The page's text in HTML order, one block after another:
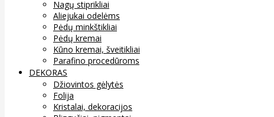
Nagų stiprikliai
Aliejukai odelėms
Pėdų minkštikliai
Pėdų kremai
Kūno kremai, šveitikliai
Parafino procedūroms
DEKORAS
Džiovintos gėlytės
Folija
Kristalai, dekoracijos